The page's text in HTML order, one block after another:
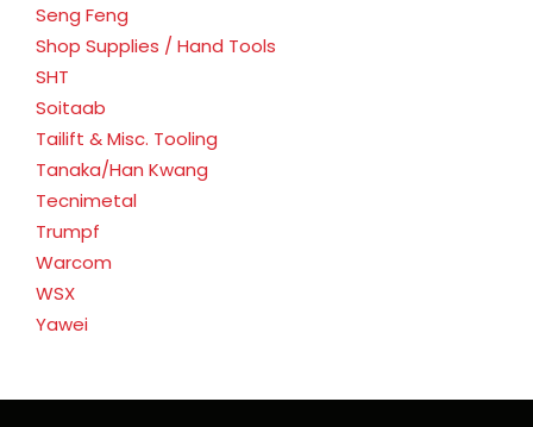
Seng Feng
Shop Supplies / Hand Tools
SHT
Soitaab
Tailift & Misc. Tooling
Tanaka/Han Kwang
Tecnimetal
Trumpf
Warcom
WSX
Yawei